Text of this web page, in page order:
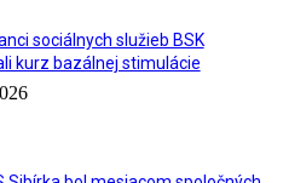
sociálnych služieb BSK
kurz bazálnej stimulácie